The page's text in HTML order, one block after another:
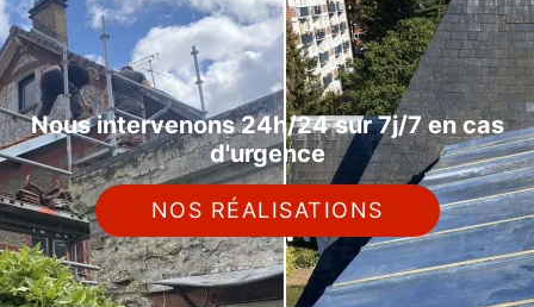
Nous intervenons 24h/24 sur 7j/7 en cas
d'urgence
NOS RÉALISATIONS